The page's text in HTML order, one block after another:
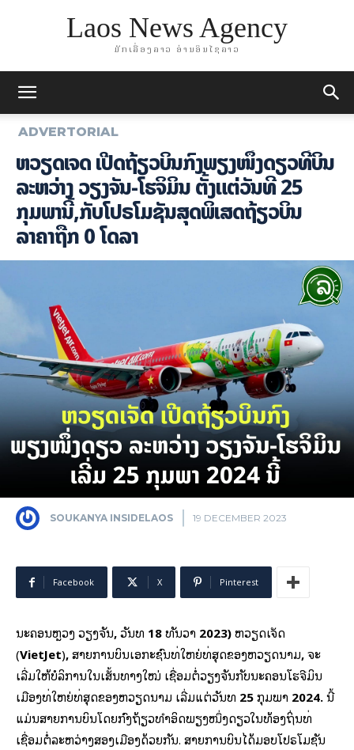
Laos News Agency
ມັກເລື່ອງລາວ ອ່ານອິນໄຊລາວ
ADVERTORIAL
ຫວຽດເຈັດ ເປີດ​​ຖ້ຽວ​ບິນ​ກົງພຽງໜຶ່ງດຽວທີ່ບິນ
ລະຫວ່າງ ວຽງຈັນ-​ໂຮ​ຈິ​ມິນ ຕັ້ງ​ແຕ່​ວັນ​ທີ 25
ກຸມພາ​ນີ້,ກັບໂປຣໂມຊັນສຸດພິເສດຖ້ຽວບິນ
ລາຄາຖືກ 0 ໂດລາ
SOUKANYA INSIDELAOS 19 DECEMBER 2023
Facebook X Pinterest
ນະຄອນຫຼວງ ວຽງຈັນ,ວັນທີ 18ທັນວາ 2023)ຫວຽດເຈັດ
(VietJet),ສາຍການບິນເອກະຊົນທີ່ໃຫຍ່ທີ່ສຸດຂອງຫວຽດນາມ,ຈະ
ເລີ່ມໃຫ້ບໍລິການໃນເສັ້ນທາງໃໝ່ ເຊື່ອມຕໍ່ວຽງຈັນກັບນະຄອນໂຮຈີມິນ
ເມືອງທີ່ໃຫຍ່ທີ່ສຸດຂອງຫວຽດນາມ ເລີ່ມແຕ່ວັນທີ 25ກຸມພາ 2024.ນີ້​
ແມ່ນ​ສາຍການບິນໂດຍກົງ​ຖ້ຽວທຳ​ອິດ​​ພຽງໜຶ່ງດຽວໃນທ້ອງຖິ່ນທີ່
ເຊື່ອມ​ຕໍ່​ລະຫວ່າງສອງ​ເມືອງດ້ວຍກັນ. ສາຍການບິນໄດ້ມອບໂປຣໂມຊັນ